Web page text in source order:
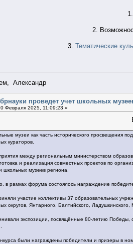
1.
2.
3. Тематические
Александр
проведет учет школьных
Февраля 2025, 11:09:23 »
музеи как часть исторического просвещения
кураторов.
между региональным министерством
и реализация совместных проектов по
школьных музеев региона.
в рамках форума состоялось награждение
участие коллективы 37 образовательных
округов, Янтарного, Балтийского, Ладушкинского,
экспозиции, посвящённые 80-летию
были награждены победители и призеры в